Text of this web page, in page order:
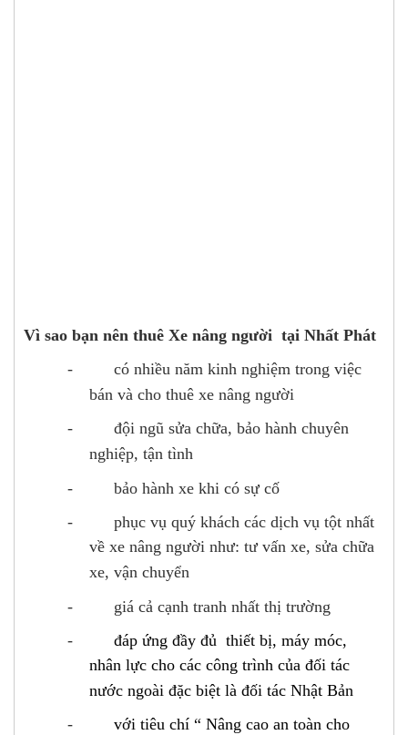
Vì sao bạn nên thuê Xe nâng người tại Nhất Phát
-
có nhiều năm kinh nghiệm trong việc
bán và cho thuê xe nâng người
-
đội ngũ sửa chữa, bảo hành chuyên
nghiệp, tận tình
-
bảo hành xe khi có sự cố
-
phục vụ quý khách các dịch vụ tột nhất
về xe nâng người như: tư vấn xe, sửa chữa
xe, vận chuyển
-
giá cả cạnh tranh nhất thị trường
-
đáp ứng đầy đủ thiết bị, máy móc,
nhân lực cho các công trình của đối tác
nước ngoài đặc biệt là đối tác Nhật Bản
-
với tiêu chí “ Nâng cao an toàn cho